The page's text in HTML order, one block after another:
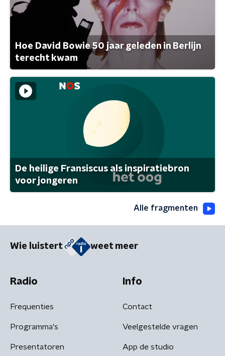
Hoe David Bowie 50 jaar geleden in Berlijn
terecht kwam
De heilige Fransiscus als inspiratiebron
voor jongeren
Alle fragmenten
Wie luistert weet meer
Radio
Frequenties
Programma's
Presentatoren
Info
Contact
Veelgestelde vragen
App de studio